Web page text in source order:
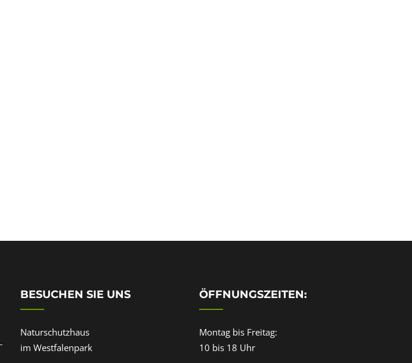
BESUCHEN SIE UNS
Naturschutzhaus
im Westfalenpark
ÖFFNUNGSZEITEN:
Montag bis Freitag:
10 bis 18 Uhr